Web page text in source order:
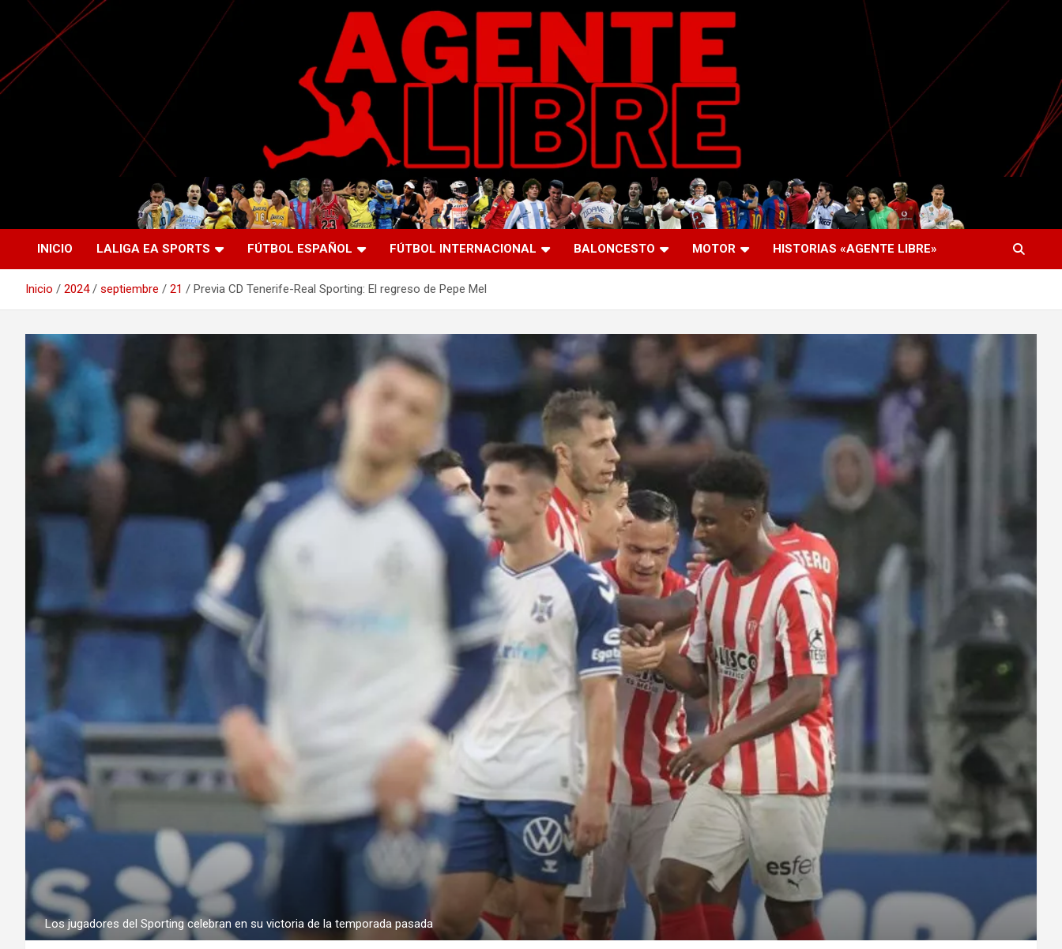
Saltar
contenido
Agente Libre Digital
La nueva generación del periodismo deportivo.
INICIO LALIGA EA SPORTS FÚTBOL ESPAÑOL FÚTBOL INTERNACIONAL BALONCESTO MOTOR HISTORIAS «AGENTE LIBRE»
Inicio 2024 septiembre 21 Previa CD Tenerife-Real Sporting: El regreso de Pepe Mel
Los jugadores del Sporting celebran en su victoria de la temporada pasada